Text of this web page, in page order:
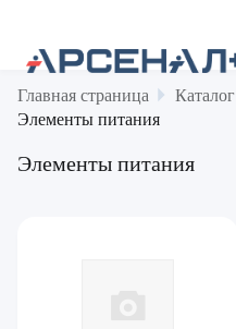
Главная страница Каталог
Элементы питания
Элементы питания